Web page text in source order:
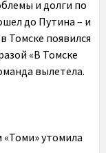
и долги по
до Путина – и
Томске появился
«В Томске
вылетела.
утомила